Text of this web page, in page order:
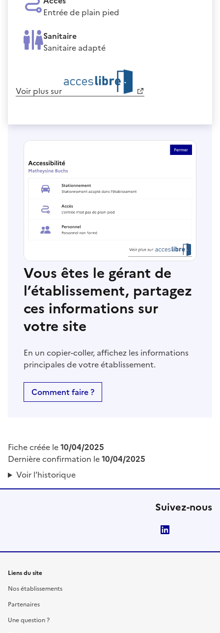
Entrée de plain pied
Sanitaire
Sanitaire adapté
Voir plus sur
Vous êtes le gérant de
l’établissement, partagez
ces informations sur
votre site
En un copier-coller, affichez les informations
principales de votre établissement.
Comment faire ?
Fiche créée le10/04/2025
Dernière confirmation le10/04/2025
Voir l'historique
Suivez-nous
Liens du site
Nos établissements
Partenaires
Une question ?